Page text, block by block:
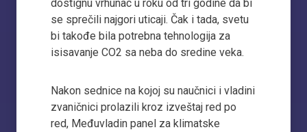
dostignu vrhunac u roku od tri godine da bi
se sprečili najgori uticaji. Čak i tada, svetu
bi takođe bila potrebna tehnologija za
isisavanje CO2 sa neba do sredine veka.
Nakon sednice na kojoj su naučnici i vladini
zvaničnici prolazili kroz izveštaj red po
red, Međuvladin panel za klimatske